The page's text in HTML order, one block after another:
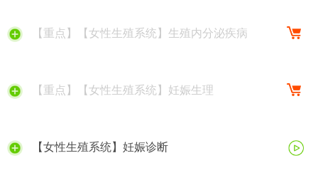
【重点】【女性生殖系统】生殖内分泌疾病
【重点】【女性生殖系统】妊娠生理
【女性生殖系统】妊娠诊断